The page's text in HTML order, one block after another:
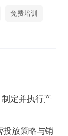
免费培训
定并执行产
投放策略与销